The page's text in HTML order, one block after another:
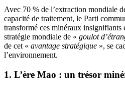
Avec 70 % de l’extraction mondiale
capacité de traitement, le Parti
transformé ces minéraux insignifiants
stratégie mondiale de « goulot
de cet « avantage stratégique », se
l’environnement.
1. L’ère Mao : un trésor